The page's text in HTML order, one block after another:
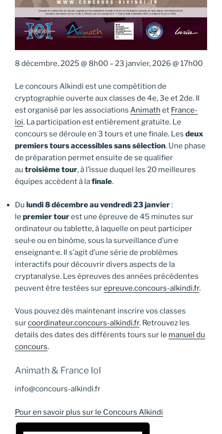
8 décembre, 2025 @ 8h00 –23 janvier, 2026 @ 17h00
Le concours Alkindi est une compétition de
cryptographie ouverte aux classes de 4e, 3e et 2de. Il
est organisé par les associations Animath et France-
ioi. La participation est entièrement gratuite. Le
concours se déroule en 3 tours et une finale. Les deux
premiers tours accessibles sans sélection. Une phase
de préparation permet ensuite de se qualifier
au troisième tour, à l’issue duquel les 20 meilleures
équipes accèdent à lafinale.
Du lundi 8 décembre au vendredi 23 janvier:
le premier tourest une épreuve de 45 minutes sur
ordinateur ou tablette, à laquelle on peut participer
seul·e ou en binôme, sous la surveillance d’un·e
enseignant·e. Il s’agit d’une série de problèmes
interactifs pour découvrir divers aspects de la
cryptanalyse. Les épreuves des années précédentes
peuvent être testées surepreuve.concours-alkindi.fr.
Vous pouvez dès maintenant inscrire vos classes
surcoordinateur.concours-alkindi.fr. Retrouvez les
details des dates des différents tours sur le manuel du
concours.
Animath & France IoI
info@concours-alkindi.fr
Pour en savoir plus sur le Concours Alkindi